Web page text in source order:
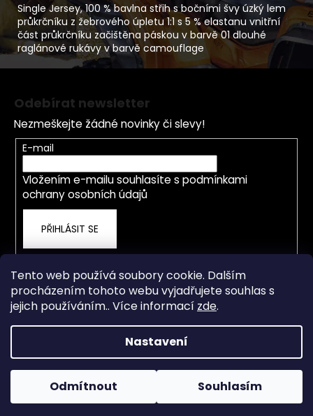
Tento web používá soubory cookie. Dalším
procházením tohoto webu vyjadřujete souhlas s
jejich používáním.. Více informací zde.
Nastavení
Odmítnout Souhlasím
Od 4.5.2026 je prodejna a servis přestěhována na nové
adrese Staré Město 838, Třinec. OTEVÍRACÍ DOBA PO-ČT
8.00-17.00 hod. PÁ 8.00-15.00 hod. Email: info@rwdshop.cz,
Single Jersey, 100 % bavlna střih s bočními švy úzký lem
průkrčníku z žebrového úpletu 1:1 s 5 % elastanu vnitřní
část průkrčníku začištěna páskou v barvě 01 dlouhé
raglánové rukávy v barvě camouflage
Odebírat newsletter
Nezmeškejte žádné novinky či slevy!
E-mail
Vložením e-mailu souhlasíte s podmínkami
ochrany osobních údajů
PŘIHLÁSIT SE
Copyright 2026rwdshop.cz. Všechna práva vyhrazena.
Upravit nastavení cookies